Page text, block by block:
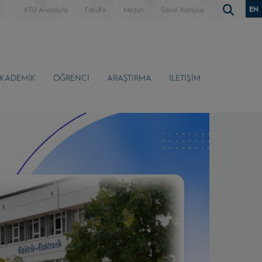
KTÜ Anasayfa Fakülte Mezun Sanal Kampüs EN
ÖĞRENCİ ARAŞTIRMA İLETİŞİM